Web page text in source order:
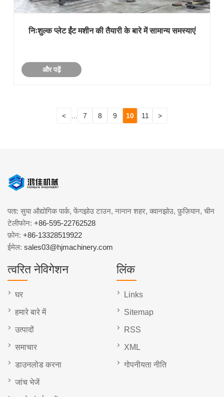
निःशुल्क प्लेट ईंट मशीन की तैयारी के बारे में सामान्य समस्याएं
और पढ़ें
< ... 7 8 9 10 11 >
पता: सुया औद्योगिक पार्क, फेंगझोउ टाउन, नानान शहर, क्वानझोउ, फ़ुज़ियान, चीन
टेलीफोन: +86-595-22762528
फ़ोन: +86-13328519922
ईमेल: sales03@hjmachinery.com
त्वरित नेविगेशन
घर
हमारे बारे में
उत्पादों
समाचार
डाउनलोड करना
जांच भेजें
लिंक
Links
Sitemap
RSS
XML
गोपनीयता नीति